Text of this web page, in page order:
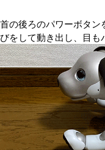
首の後ろのパワーボタ
びをして動き出し、目も